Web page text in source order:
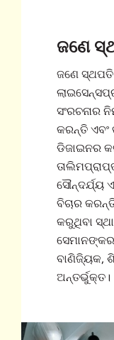
ଜଣେ
ଜଣେ
ସଂରଚନାର
କରନ୍ତି ଏବଂ
ଡିଜାଇନର
ସୌନ୍ଦର୍ଯ୍ୟ
ବିଚାର
କରୁଥିବା
ବାଣିଜ୍ୟିକ,
ଅନ୍ତର୍ଭୁକ୍ତ।